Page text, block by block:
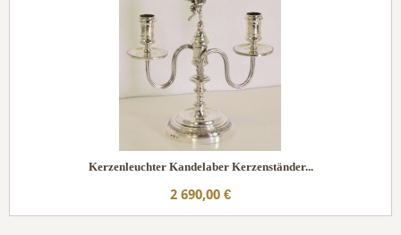
Kerzenleuchter Kandelaber Kerzenständer...
2 690,00 €